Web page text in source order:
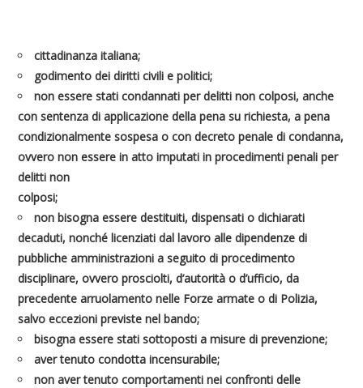
cittadinanza italiana;
godimento dei diritti civili e politici;
non essere stati condannatiper delitti non colposi, anche
con sentenza di applicazione della pena su richiesta, a pena
condizionalmente sospesa o con decreto penale di condanna,
ovvero non essere in atto imputati in procedimenti penali per
delitti non
colposi;
non bisogna essere destituiti, dispensati o dichiarati
decaduti, nonchélicenziati dal lavoro alle dipendenze di
pubbliche amministrazionia seguito di procedimento
disciplinare, ovvero prosciolti, d’autorità o d’ufficio, da
precedente arruolamento nelle Forze armate o di Polizia,
salvo eccezioni previste nel bando;
bisogna essere stati sottoposti a misure di prevenzione;
aver tenutocondotta incensurabile;
non aver tenuto comportamenti nei confronti delle